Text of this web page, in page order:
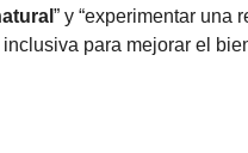
” y “experimentar una
para mejorar el